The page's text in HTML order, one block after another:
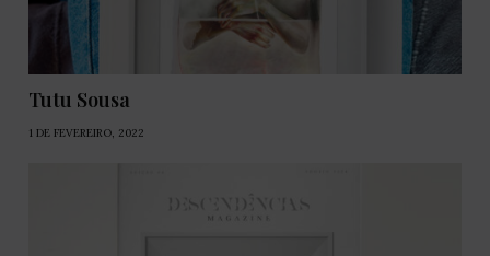
Tutu Sousa
1 DE FEVEREIRO, 2022